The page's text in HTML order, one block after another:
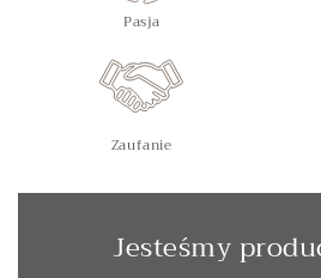
Pasja
Zaufanie
Jesteśmy